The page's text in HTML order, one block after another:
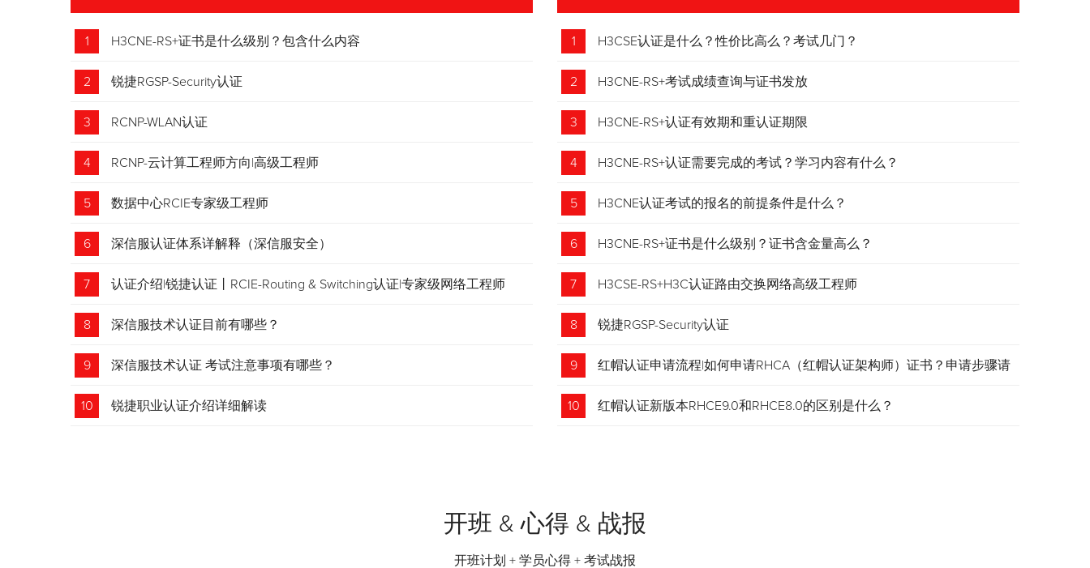
1 H3CNE-RS+证书是什么级别？包含什么内容
2 锐捷RGSP-Security认证
3 RCNP-WLAN认证
4 RCNP-云计算工程师方向|高级工程师
5 数据中心RCIE专家级工程师
6 深信服认证体系详解释（深信服安全）
7 认证介绍|锐捷认证丨RCIE-Routing & Switching认证|专家级网络工程师
8 深信服技术认证目前有哪些？
9 深信服技术认证 考试注意事项有哪些？
10 锐捷职业认证介绍详细解读
1 H3CSE认证是什么？性价比高么？考试几门？
2 H3CNE-RS+考试成绩查询与证书发放
3 H3CNE-RS+认证有效期和重认证期限
4 H3CNE-RS+认证需要完成的考试？学习内容有什么？
5 H3CNE认证考试的报名的前提条件是什么？
6 H3CNE-RS+证书是什么级别？证书含金量高么？
7 H3CSE-RS+H3C认证路由交换网络高级工程师
8 锐捷RGSP-Security认证
9 红帽认证申请流程|如何申请RHCA（红帽认证架构师）证书？申请步骤请
收藏！
10 红帽认证新版本RHCE9.0和RHCE8.0的区别是什么？
开班 & 心得 & 战报
开班计划 + 学员心得 + 考试战报